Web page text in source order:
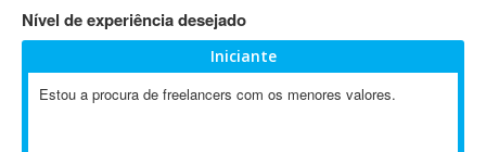
A&P
A-GPS
A2Billing
AAUS Scientific Diver
Nível de experiência desejado
Iniciante
Estou a procura de freelancers com os menores valores.